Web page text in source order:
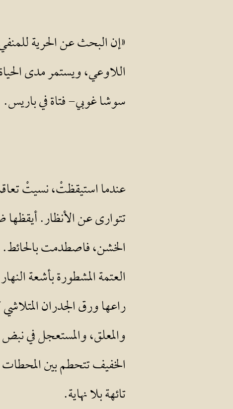
«إن البحث عن الحرية
اللاوعي، ويستمر مدى
سوشا غوبي- فتاة في باريس.
عندما استيقظتْ، نسيتْ
تتوارى عن الأنظار.
الخشن، فاصطدمت
العتمة المشطورة بأشعة
راعها ورق الجدران
والمعلق، والمستعجل في نبض
الخفيف تتحطم بين المحطات
تائهة بلا نهاية.